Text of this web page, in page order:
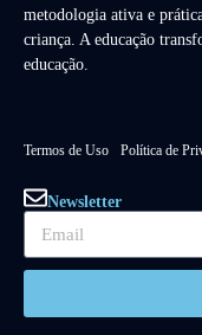
metodologia ativa e
criança. A educação
educação.
Termos de Uso Política de
Newsletter